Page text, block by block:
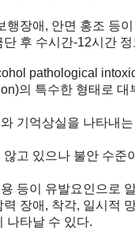
장애, 안면 홍조 등이
후 수시간-12시간 정
pathological
의 특수한 형태로 대
억상실을 나타내는
고 있으나 불안 수준
이 유발요인으로
장애, 착각, 일시적
타날 수 있다.